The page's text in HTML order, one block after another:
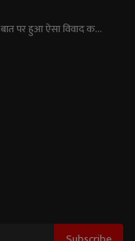
पर हुआ ऐसा विवाद क...